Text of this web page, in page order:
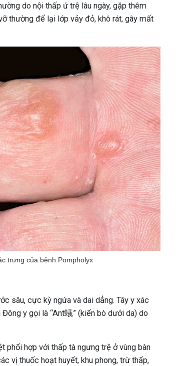
do nội thấp ứ trệ lâu ngày, gặp thêm
thường để lại lớp vảy đỏ, khô rát, gây mất
trưng của bệnh Pompholyx
sâu, cực kỳ ngứa và dai dẳng. Tây y xác
y gọi là “Ant蟻” (kiến bò dưới da) do
phối hợp với thấp tà ngưng trệ ở vùng bàn
vị thuốc hoạt huyết, khu phong, trừ thấp,